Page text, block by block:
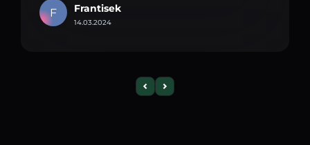
F Frantisek
14.03.2024